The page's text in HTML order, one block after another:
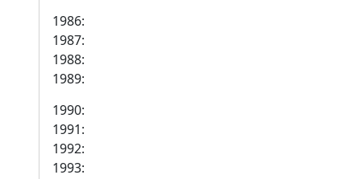
1986:
1987:
1988:
1989:
1990:
1991:
1992:
1993: